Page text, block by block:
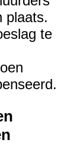
plaats.
te